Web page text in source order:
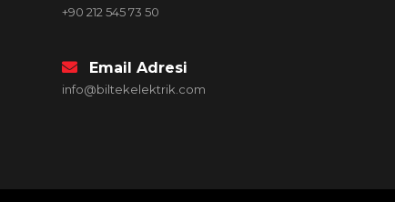
+90 212 545 73 50
Email Adresi
info@biltekelektrik.com